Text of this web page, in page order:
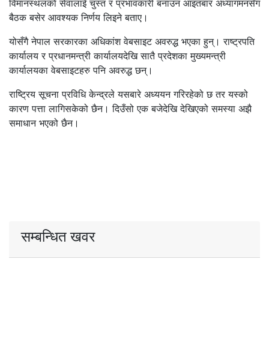
विमानस्थलको सेवालाई चुस्त र प्रभावकारी बनाउन आइतबार अध्यागमनसँग
बैठक बसेर आवश्यक निर्णय लिइने बताए।
योसँगै नेपाल सरकारका अधिकांश वेबसाइट अवरुद्ध भएका हुन्। राष्ट्रपति
कार्यालय र प्रधानमन्त्री कार्यालयदेखि सातै प्रदेशका मुख्यमन्त्री
कार्यालयका वेबसाइटहरु पनि अवरुद्ध छन्।
राष्ट्रिय सूचना प्रविधि केन्द्रले यसबारे अध्ययन गरिरहेको छ तर यस्को
कारण पत्ता लागिसकेको छैन। दिउँसो एक बजेदेखि देखिएको समस्या अझै
समाधान भएको छैन।
सम्बन्धित खवर